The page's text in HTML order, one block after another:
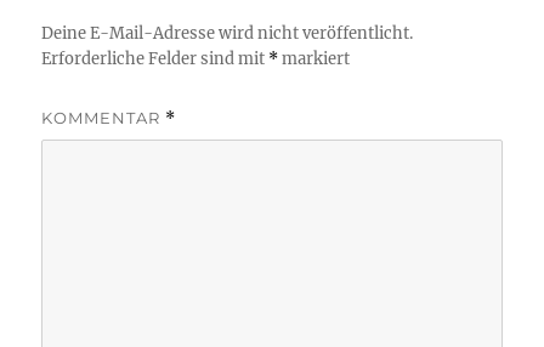
Deine E-Mail-Adresse wird nicht veröffentlicht.
Erforderliche Felder sind mit *markiert
KOMMENTAR *